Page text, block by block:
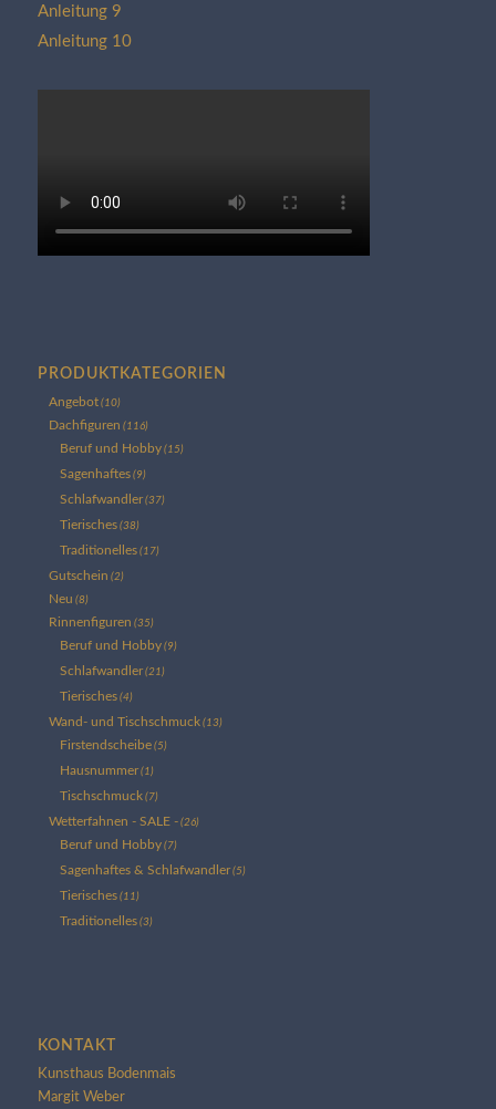
Anleitung 9
Anleitung 10
PRODUKTKATEGORIEN
Angebot (10)
Dachfiguren (116)
Beruf und Hobby (15)
Sagenhaftes (9)
Schlafwandler (37)
Tierisches (38)
Traditionelles (17)
Gutschein (2)
Neu (8)
Rinnenfiguren (35)
Beruf und Hobby (9)
Schlafwandler (21)
Tierisches (4)
Wand- und Tischschmuck (13)
Firstendscheibe (5)
Hausnummer (1)
Tischschmuck (7)
Wetterfahnen - SALE - (26)
Beruf und Hobby (7)
Sagenhaftes & Schlafwandler (5)
Tierisches (11)
Traditionelles (3)
KONTAKT
Kunsthaus Bodenmais
Margit Weber